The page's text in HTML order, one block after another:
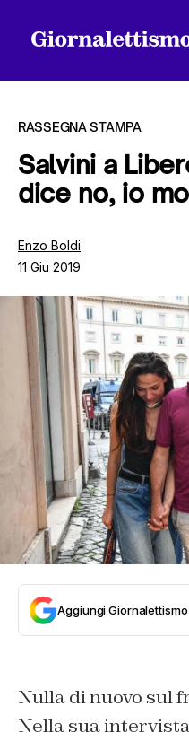
Tutti gli articoli
Chi siamo
Contatti
RASSEGNA STAMPA
Salvini a
dice no, io
Enzo Boldi
11 Giu 2019
Aggiungi
Nulla di nuovo sul
Nella sua